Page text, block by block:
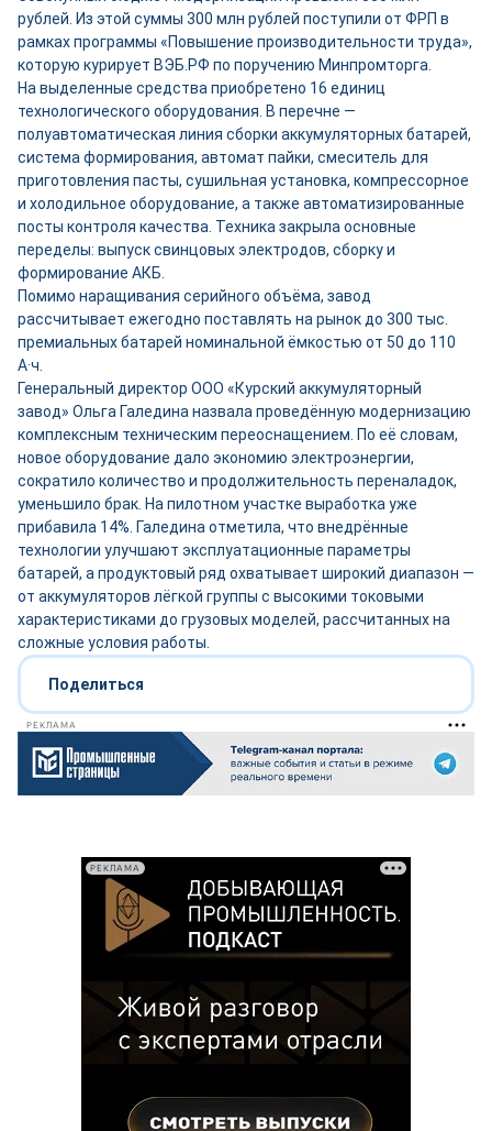
рублей. Из этой суммы 300 млн рублей поступили от ФРП в
рамках программы «Повышение производительности труда»,
которую курирует ВЭБ.РФ по поручению Минпромторга.
На выделенные средства приобретено 16 единиц
технологического оборудования. В перечне —
полуавтоматическая линия сборки аккумуляторных батарей,
система формирования, автомат пайки, смеситель для
приготовления пасты, сушильная установка, компрессорное
и холодильное оборудование, а также автоматизированные
посты контроля качества. Техника закрыла основные
переделы: выпуск свинцовых электродов, сборку и
формирование АКБ.
Помимо наращивания серийного объёма, завод
рассчитывает ежегодно поставлять на рынок до 300 тыс.
премиальных батарей номинальной ёмкостью от 50 до 110
А·ч.
Генеральный директор ООО «Курский аккумуляторный
завод» Ольга Галедина назвала проведённую модернизацию
комплексным техническим переоснащением. По её словам,
новое оборудование дало экономию электроэнергии,
сократило количество и продолжительность переналадок,
уменьшило брак. На пилотном участке выработка уже
прибавила 14%. Галедина отметила, что внедрённые
технологии улучшают эксплуатационные параметры
батарей, а продуктовый ряд охватывает широкий диапазон —
от аккумуляторов лёгкой группы с высокими токовыми
характеристиками до грузовых моделей, рассчитанных на
сложные условия работы.
Поделиться
РЕКЛАМА
РЕКЛАМА